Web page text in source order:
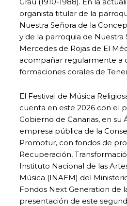
organista titular de la
Nuestra Señora de la
y de la parroquia de Nuestra
Mercedes de Rojas de El
acompañar regularmente a
formaciones corales de
El Festival de Música
cuenta en este 2026 con el
Gobierno de Canarias, en su
empresa pública de la
Promotur, con fondos de
Recuperación,
Instituto Nacional de las
Música (INAEM) del
Fondos Next Generation de
presentación de este